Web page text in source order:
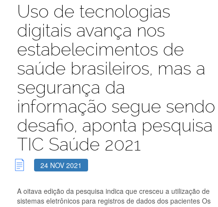
Uso de tecnologias
digitais avança nos
estabelecimentos de
saúde brasileiros, mas a
segurança da
informação segue sendo
desafio, aponta pesquisa
TIC Saúde 2021
24 NOV 2021
A oitava edição da pesquisa indica que cresceu a utilização de
sistemas eletrônicos para registros de dados dos pacientes Os